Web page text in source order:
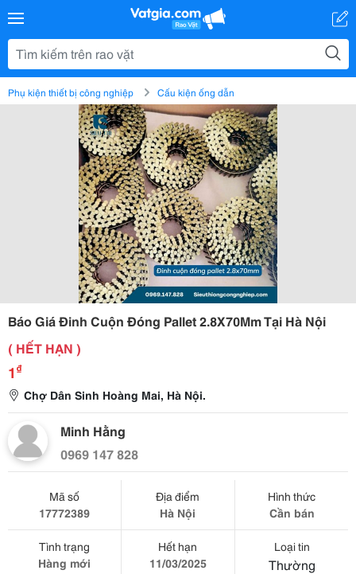
Phụ kiện thiết bị công nghiệp Cấu kiện ống dẫn
Báo Giá Đinh Cuộn Đóng Pallet 2.8X70Mm Tại Hà Nội
( HẾT HẠN )
1 ₫
Chợ Dân Sinh Hoàng Mai, Hà Nội.
Minh Hằng
0969 147 828
Mã số
17772389
Địa điểm
Hà Nội
Hình thức
Cần bán
Tình trạng
Hàng mới
Hết hạn
11/03/2025
Loại tin
Thường